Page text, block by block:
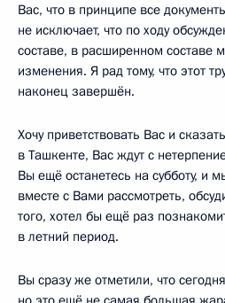
Вас, что в принципе все
не исключает, что по ходу
составе, в расширенном составе
изменения. Я рад тому, что этот
наконец завершён.
Хочу приветствовать Вас и
в Ташкенте, Вас ждут с
Вы ещё останетесь на субботу,
вместе с Вами рассмотреть,
того, хотел бы ещё раз
в летний период.
Вы сразу же отметили, что